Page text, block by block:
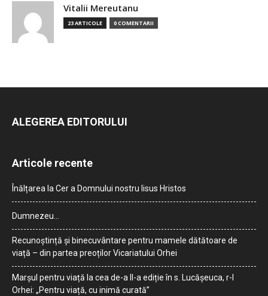
Vitalii Mereutanu
23 ARTICOLE 0 COMENTARII
ALEGEREA EDITORULUI
Articole recente
Înălțarea la Cer a Domnului nostru Iisus Hristos
Dumnezeu…
Recunoștință și binecuvântare pentru mamele dătătoare de
viață – din partea preoților Vicariatului Orhei
Marșul pentru viață la cea de-a II-a ediție în s. Lucășeuca, r-l
Orhei: „Pentru viață, cu inimă curată”